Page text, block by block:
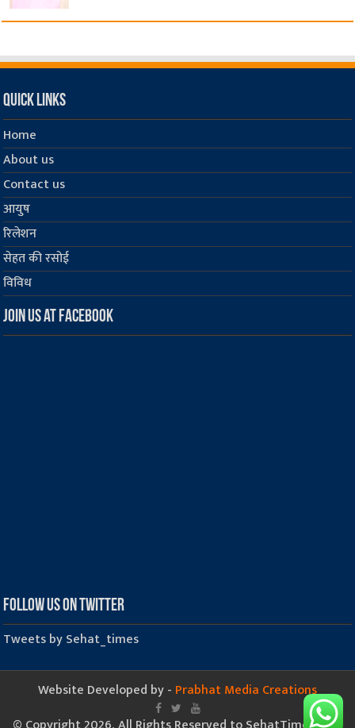
Quick Links
Home
About us
Contact us
आयुष
रिलेशन
सेहत की रसोई
विविध
Join us at Facebook
Follow us on Twitter
Tweets by Sehat_times
Website Developed by - Prabhat Media Creations